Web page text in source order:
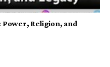
Religion, and